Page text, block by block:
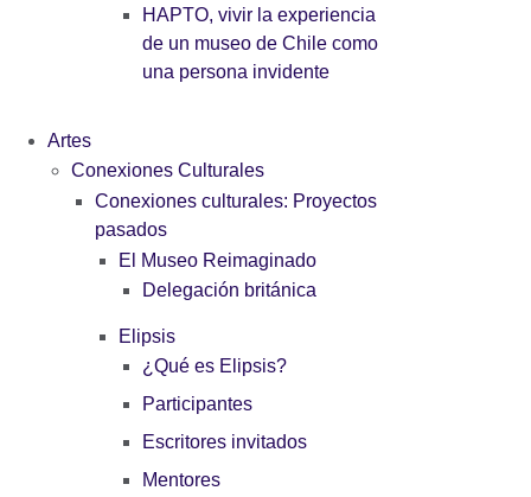
HAPTO, vivir la experiencia
de un museo de Chile como
una persona invidente
Artes
Conexiones Culturales
Conexiones culturales: Proyectos
pasados
El Museo Reimaginado
Delegación británica
Elipsis
¿Qué es Elipsis?
Participantes
Escritores invitados
Mentores